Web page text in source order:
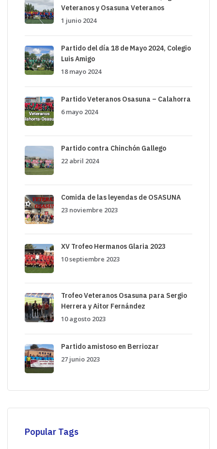
Veteranos y Osasuna Veteranos
1 junio 2024
Partido del día 18 de Mayo 2024, Colegio
Luis Amigo
18 mayo 2024
Partido Veteranos Osasuna – Calahorra
6 mayo 2024
Partido contra Chinchón Gallego
22 abril 2024
Comida de las leyendas de OSASUNA
23 noviembre 2023
XV Trofeo Hermanos Glaria 2023
10 septiembre 2023
Trofeo Veteranos Osasuna para Sergio
Herrera y Aitor Fernández
10 agosto 2023
Partido amistoso en Berriozar
27 junio 2023
Popular Tags